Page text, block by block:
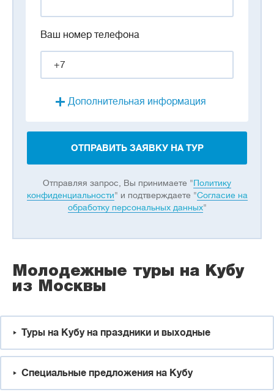
Ваш номер телефона
Дополнительная информация
ОТПРАВИТЬ ЗАЯВКУ НА ТУР
Отправляя запрос, Вы принимаете "Политику
конфиденциальности" и подтверждаете "Согласие на
обработку персональных данных"
Молодежные туры на Кубу
из Москвы
Туры на Кубу на праздники и выходные
Специальные предложения на Кубу